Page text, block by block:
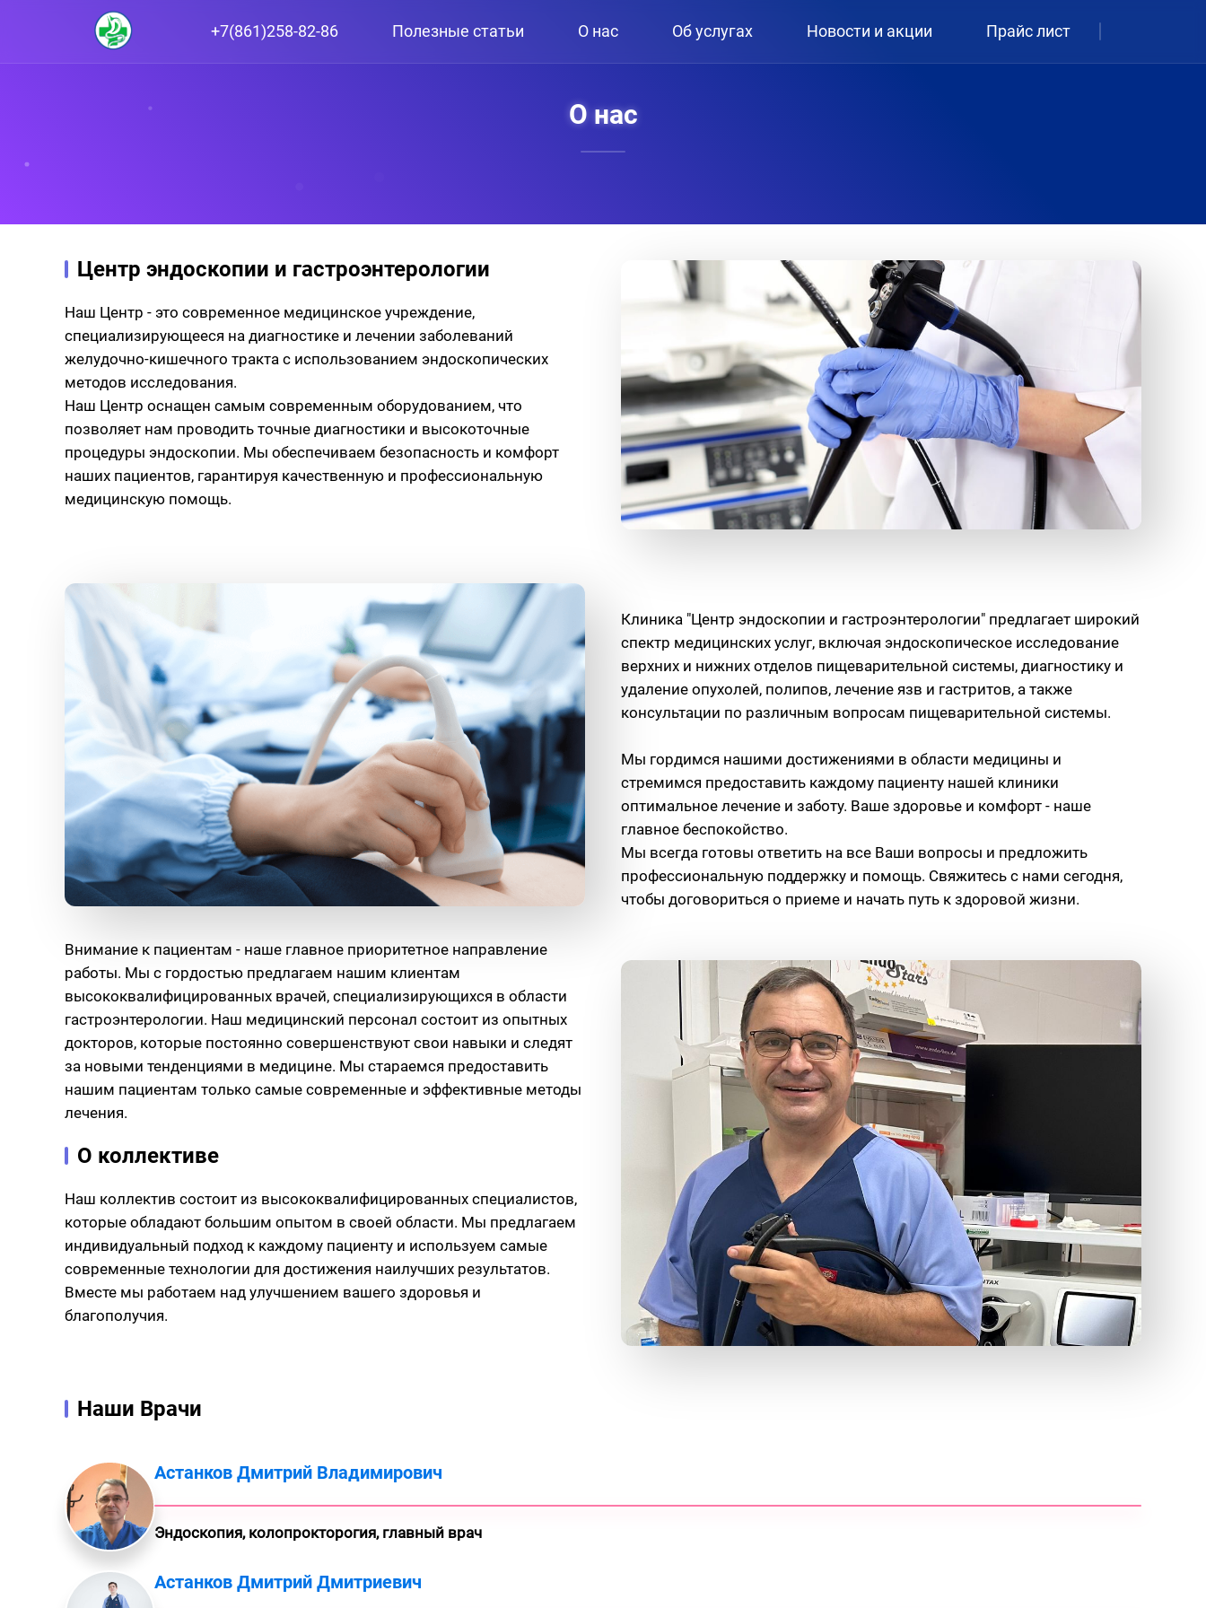
+7(861)258-82-86 Полезные статьи О нас Об услугах Новости и акции Прайс лист
О нас
Центр эндоскопии и гастроэнтерологии
Наш Центр - это современное медицинское учреждение,
специализирующееся на диагностике и лечении заболеваний
желудочно-кишечного тракта с использованием эндоскопических
методов исследования.
Наш Центр оснащен самым современным оборудованием, что
позволяет нам проводить точные диагностики и высокоточные
процедуры эндоскопии. Мы обеспечиваем безопасность и комфорт
наших пациентов, гарантируя качественную и профессиональную
медицинскую помощь.
Клиника "Центр эндоскопии и гастроэнтерологии" предлагает широкий
спектр медицинских услуг, включая эндоскопическое исследование
верхних и нижних отделов пищеварительной системы, диагностику и
удаление опухолей, полипов, лечение язв и гастритов, а также
консультации по различным вопросам пищеварительной системы.
Мы гордимся нашими достижениями в области медицины и
стремимся предоставить каждому пациенту нашей клиники
оптимальное лечение и заботу. Ваше здоровье и комфорт - наше
главное беспокойство.
Мы всегда готовы ответить на все Ваши вопросы и предложить
профессиональную поддержку и помощь. Свяжитесь с нами сегодня,
чтобы договориться о приеме и начать путь к здоровой жизни.
Внимание к пациентам - наше главное приоритетное направление
работы. Мы с гордостью предлагаем нашим клиентам
высококвалифицированных врачей, специализирующихся в области
гастроэнтерологии. Наш медицинский персонал состоит из опытных
докторов, которые постоянно совершенствуют свои навыки и следят
за новыми тенденциями в медицине. Мы стараемся предоставить
нашим пациентам только самые современные и эффективные методы
лечения.
О коллективе
Наш коллектив состоит из высококвалифицированных специалистов,
которые обладают большим опытом в своей области. Мы предлагаем
индивидуальный подход к каждому пациенту и используем самые
современные технологии для достижения наилучших результатов.
Вместе мы работаем над улучшением вашего здоровья и
благополучия.
Наши Врачи
Астанков Дмитрий Владимирович
Эндоскопия, колопрокторогия, главный врач
Астанков Дмитрий Дмитриевич